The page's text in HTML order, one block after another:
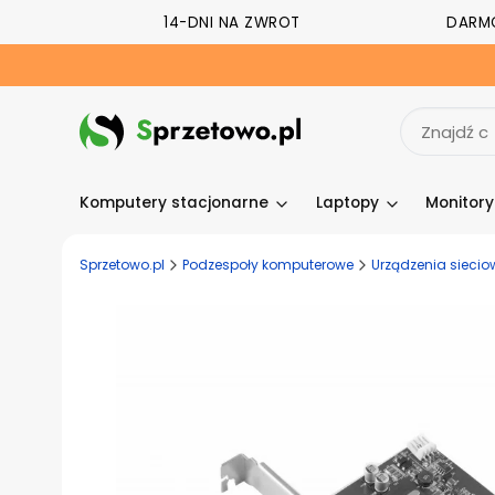
14-DNI NA ZWROT
Komputery stacjonarne Laptopy
Sprzetowo.pl Podzespoły komputerowe Urządzenia